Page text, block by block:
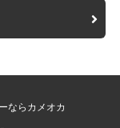
ならカメオカ